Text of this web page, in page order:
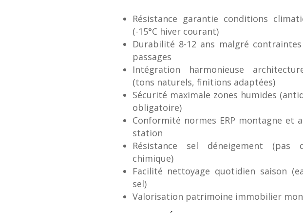
Résistance garantie conditions
(-15°C hiver courant)
Durabilité 8-12 ans malgré
passages
Intégration harmonieuse
(tons naturels, finitions adaptées)
Sécurité maximale zones humides
obligatoire)
Conformité normes ERP montagne et
station
Résistance sel déneigement (pas
chimique)
Facilité nettoyage quotidien saison
sel)
Valorisation patrimoine immobilier